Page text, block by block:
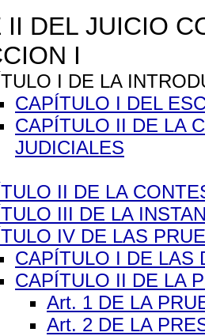
II DEL JUICIO
I
I DE LA
CAPÍTULO I DEL
CAPÍTULO II DE LA
JUDICIALES
II DE LA
III DE LA
IV DE LAS
CAPÍTULO I DE LAS
CAPÍTULO II DE LA
Art. 1 DE LA
Art. 2 DE LA